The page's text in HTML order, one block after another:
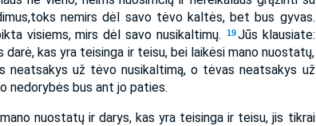
nemirs dėl savo tėvo kaltės, bet bus gyvas.
visiems, mirs dėl savo nusikaltimų. 19Jūs klausiate:
darė, kas yra teisinga ir teisu, bei laikėsi mano nuostatų,
neatsakys už tėvo nusikaltimą, o tėvas neatsakys už
nedorybės bus ant jo paties.
nuostatų ir darys, kas yra teisinga ir teisu, jis tikrai